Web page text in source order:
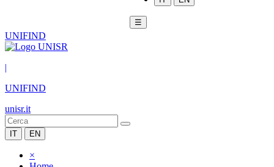
☰
UNIFIND
|
UNIFIND
unisr.it
IT EN
×